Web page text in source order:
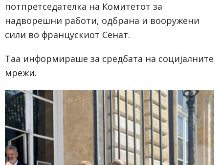
потпретседателка на Комитетот за
надворешни работи, одбрана и вооружени
сили во францускиот Сенат.
Таа информираше за средбата на социјалните
мрежи.